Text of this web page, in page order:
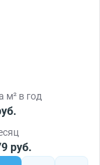
м² в год
руб.